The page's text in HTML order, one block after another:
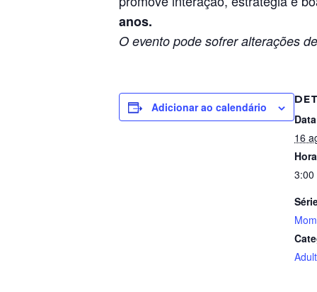
anos.
O evento pode sofrer alterações
Adicionar ao calendário
16
3:00